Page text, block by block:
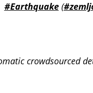
#Earthquake(
crowdsourced